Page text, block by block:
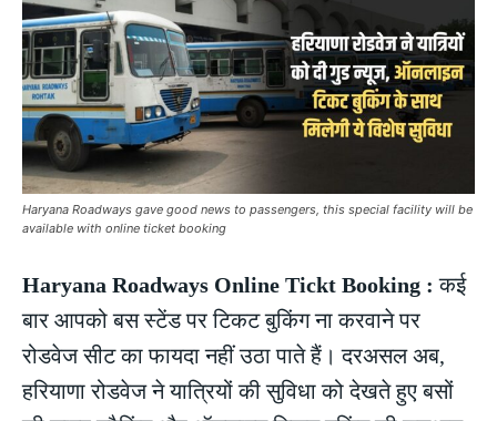
Haryana Roadways gave good news to passengers, this special facility will be
available with online ticket booking
Haryana Roadways Online Tickt Booking : कई
बार आपको बस स्टेंड पर टिकट बुकिंग ना करवाने पर
रोडवेज सीट का फायदा नहीं उठा पाते हैं। दरअसल अब,
हरियाणा रोडवेज ने यात्रियों की सुविधा को देखते हुए बसों